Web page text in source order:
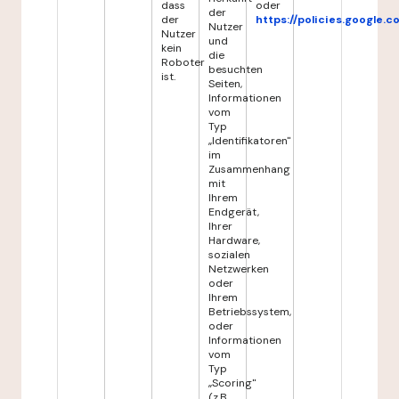
dass
der
Nutzer
kein
Roboter
ist.
der
Nutzer
und
die
besuchten
Seiten,
Informationen
vom
Typ
„Identifikatoren"
im
Zusammenhang
mit
Ihrem
Endgerät,
Ihrer
Hardware,
sozialen
Netzwerken
oder
Ihrem
Betriebssystem,
oder
Informationen
vom
Typ
„Scoring"
oder
https://